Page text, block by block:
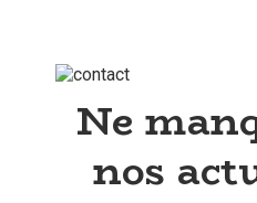
Ne
nos